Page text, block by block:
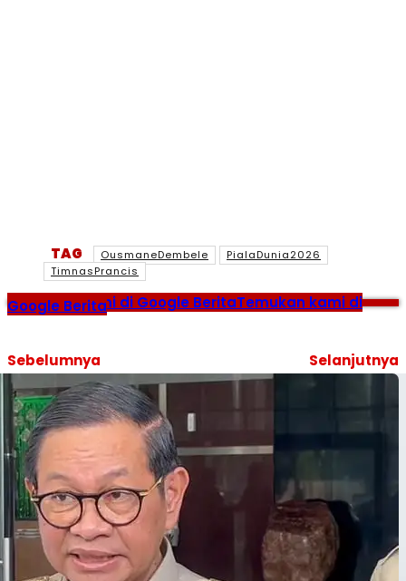
TAG OusmaneDembele
PialaDunia2026
TimnasPrancis
Temukan kami di Google BeritaTemukan kami di
Google Berita
Sebelumnya Selanjutnya